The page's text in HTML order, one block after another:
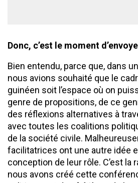
Donc, c’est le moment
Bien entendu, parce que, dans
nous avions souhaité que le
guinéen soit l’espace où on
genre de propositions, de ce
des réflexions alternatives à
avec toutes les coalitions
de la société civile.
facilitatrices ont une autre idée
conception de leur rôle. C’est la
nous avons créé cette